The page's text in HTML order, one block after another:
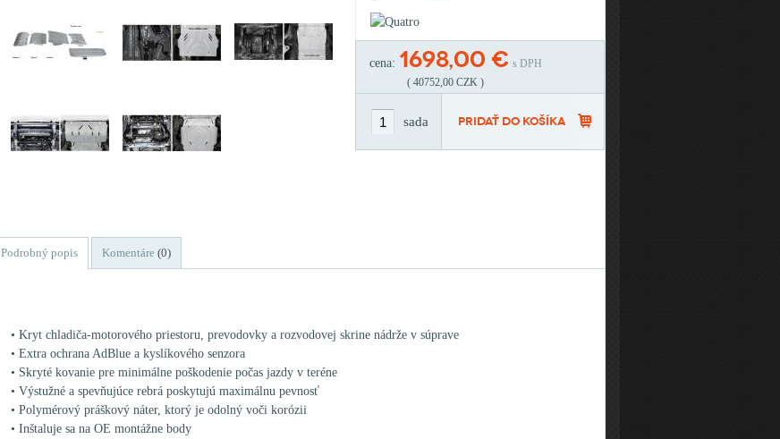
cena: 1698,00 € s DPH
( 40752,00 CZK )
sada
Podrobný popis Komentáre(0)
• Kryt chladiča-motorového priestoru, prevodovky a rozvodovej skrine nádrže v súprave
• Extra ochrana AdBlue a kyslíkového senzora
• Skryté kovanie pre minimálne poškodenie počas jazdy v teréne
• Výstužné a spevňujúce rebrá poskytujú maximálnu pevnosť
• Polymérový práškový náter, ktorý je odolný voči korózii
• Inštaluje sa na OE montážne body